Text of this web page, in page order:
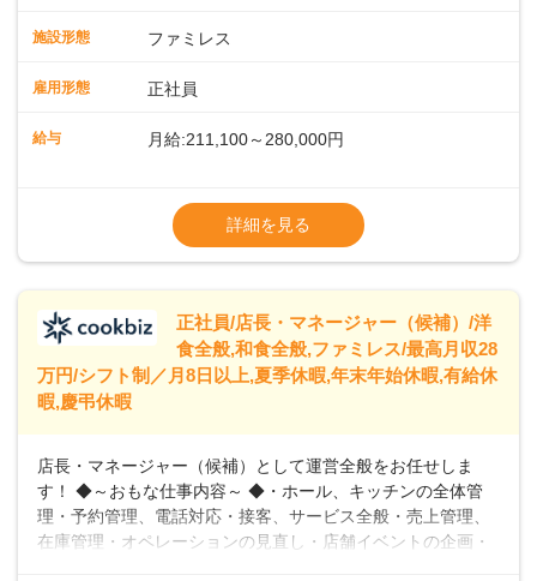
スタッフの働きやすさをサポートしています。配膳ロボット
や歩行数が約40%も削減されました！また、配膳ロボットに
なDX（デジタルトランスフォーメーション）の取り組みを進
います。私たちは、多様な働き方を提供し、ライフステージ
に合わせた柔軟な勤務時間や働きやすい環境を整えていま
います。
施設形態 ファミレス
雇用形態 正社員
給与 月給:211,100～280,000円
※残業代全額支給
※経験に応じて応相談①ナショナル社員：月
給245,800円～②エリア社員 ：月給
詳細を見る
正社員/店長・マネージャー（候補）/洋
食全般,和食全般,ファミレス/最高月収28
万円/シフト制／月8日以上,夏季休暇,年末年始休暇,有給休
暇,慶弔休暇
店長・マネージャー（候補）として運営全般をお任せしま
す！ ◆～おもな仕事内容～ ◆・ホール、キッチンの全体管
理・予約管理、電話対応・接客、サービス全般・売上管理、
在庫管理・オペレーションの見直し・店舗イベントの企画・